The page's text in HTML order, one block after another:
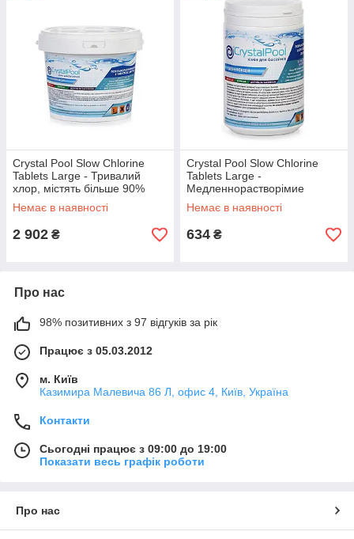
Crystal Pool Slow Chlorine
Tablets Large - Тривалий
хлор, містять більше 90%
активного хлору табл 200гр 5
кг
Немає в наявності
2 902 ₴
Crystal Pool Slow Chlorine
Tablets Large -
Медленнорастворімие
таблетки хлору (табл. 200 гр)
1 кг
Немає в наявності
634 ₴
Про нас
98% позитивних з 97 відгуків за рік
Працює з 05.03.2012
м. Київ
Казимира Малевича 86 Л, офис 4, Київ, Україна
Контакти
Сьогодні працює з 09:00 до 19:00
Показати весь графік роботи
Про нас